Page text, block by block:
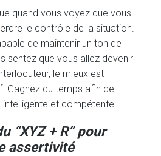
quand vous voyez que vous
le contrôle de la situation.
de maintenir un ton de
sentez que vous allez devenir
le mieux est
Gagnez du temps afin de
et compétente.
“XYZ + R” pour
assertivité